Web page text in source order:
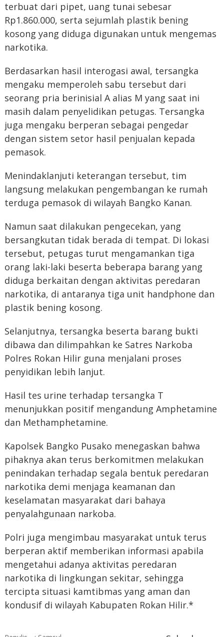
terbuat dari pipet, uang tunai sebesar
Rp1.860.000, serta sejumlah plastik bening
kosong yang diduga digunakan untuk mengemas
narkotika.
Berdasarkan hasil interogasi awal, tersangka
mengaku memperoleh sabu tersebut dari
seorang pria berinisial A alias M yang saat ini
masih dalam penyelidikan petugas. Tersangka
juga mengaku berperan sebagai pengedar
dengan sistem setor hasil penjualan kepada
pemasok.
Menindaklanjuti keterangan tersebut, tim
langsung melakukan pengembangan ke rumah
terduga pemasok di wilayah Bangko Kanan.
Namun saat dilakukan pengecekan, yang
bersangkutan tidak berada di tempat. Di lokasi
tersebut, petugas turut mengamankan tiga
orang laki-laki beserta beberapa barang yang
diduga berkaitan dengan aktivitas peredaran
narkotika, di antaranya tiga unit handphone dan
plastik bening kosong.
Selanjutnya, tersangka beserta barang bukti
dibawa dan dilimpahkan ke Satres Narkoba
Polres Rokan Hilir guna menjalani proses
penyidikan lebih lanjut.
Hasil tes urine terhadap tersangka T
menunjukkan positif mengandung Amphetamine
dan Methamphetamine.
Kapolsek Bangko Pusako menegaskan bahwa
pihaknya akan terus berkomitmen melakukan
penindakan terhadap segala bentuk peredaran
narkotika demi menjaga keamanan dan
keselamatan masyarakat dari bahaya
penyalahgunaan narkoba.
Polri juga mengimbau masyarakat untuk terus
berperan aktif memberikan informasi apabila
mengetahui adanya aktivitas peredaran
narkotika di lingkungan sekitar, sehingga
tercipta situasi kamtibmas yang aman dan
kondusif di wilayah Kabupaten Rokan Hilir.*